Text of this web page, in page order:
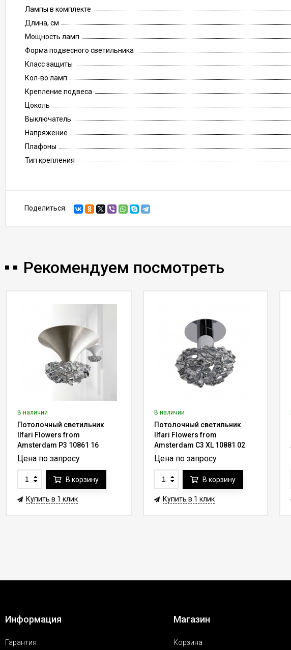
Лампы в комплекте
Длина, см
Мощность ламп
Форма подвесного светильника
Класс защиты
Кол-во ламп
Крепление подвеса
Цоколь
Выключатель
Напряжение
Плафоны
Тип крепления
Поделиться:
Рекомендуем посмотреть
В наличии
Потолочный светильник
Ilfari Flowers from
Amsterdam P3 10861 16
Цена по запросу
В корзину
Купить в 1 клик
В наличии
Потолочный светильник
Ilfari Flowers from
Amsterdam C3 XL 10881 02
Цена по запросу
В корзину
Купить в 1 клик
Информация
Гарантия
Магазин
Корзина